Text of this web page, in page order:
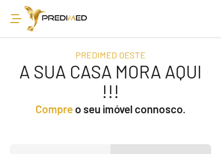
PREDIMED OESTE
A SUA CASA MORA AQUI
!!!
Compre o seu imóvel connosco.